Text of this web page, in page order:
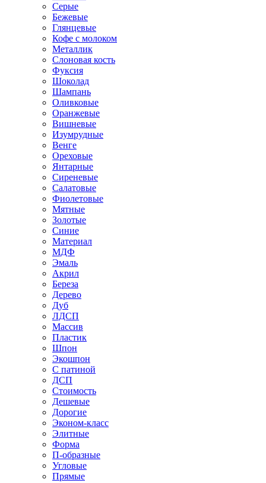
Серые
Бежевые
Глянцевые
Кофе с молоком
Металлик
Слоновая кость
Фуксия
Шоколад
Шампань
Оливковые
Оранжевые
Вишневые
Изумрудные
Венге
Ореховые
Янтарные
Сиреневые
Салатовые
Фиолетовые
Мятные
Золотые
Синие
Материал
МДФ
Эмаль
Акрил
Береза
Дерево
Дуб
ЛДСП
Массив
Пластик
Шпон
Экошпон
С патиной
ДСП
Стоимость
Дешевые
Дорогие
Эконом-класс
Элитные
Форма
П-образные
Угловые
Прямые